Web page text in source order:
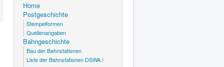
Home
Postgeschichte
Stempelformen
Quellenangaben
Bahngeschichte
Bau der Bahnstationen
Liste der Bahnstationen DSWA /